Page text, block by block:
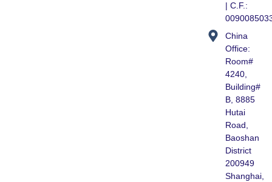
| C.F.:
China
Office:
Room#
4240,
Building#
B, 8885
Hutai
Road,
Baoshan
District
200949
Shanghai,